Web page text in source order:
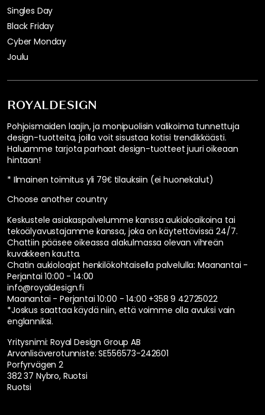
ROYALDESIGN
Pohjoismaiden laajin, ja monipuolisin valikoima tunnettuja
design-tuotteita, joilla voit sisustaa kotisi trendikkäästi.
Haluamme tarjota parhaat design-tuotteet juuri oikeaan
hintaan!
* Ilmainen toimitus yli 79€ tilauksiin (ei huonekalut)
Choose another country
Keskustele asiakaspalvelumme kanssa aukioloaikoina tai
tekoälyavustajamme kanssa, joka on käytettävissä 24/7.
Chattiin pääsee oikeassa alakulmassa olevan vihreän
kuvakkeen kautta.
Chatin aukioloajat henkilökohtaisella palvelulla: Maanantai -
Perjantai 10:00 - 14:00
info@royaldesign.fi
Maanantai - Perjantai 10:00 - 14:00 +358 9 42725022
*Joskus saattaa käydä niin, että voimme olla avuksi vain
englanniksi.
Yritysnimi: Royal Design Group AB
Arvonlisäverotunniste: SE556573-242601
Porfyrvägen 2
382 37 Nybro, Ruotsi
Ruotsi
Singles Day
Black Friday
Cyber Monday
Joulu